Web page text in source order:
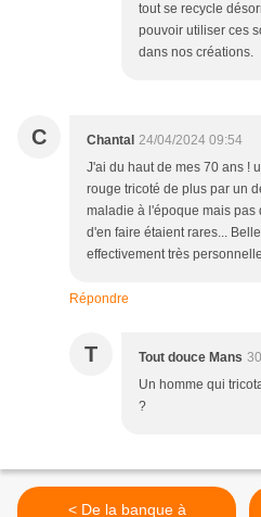
tout se recycle
pouvoir utiliser ces
dans nos créations.
C Chantal 24/04/2024 09:54
J'ai du haut de mes 70 ans !
rouge tricoté de plus par un
maladie à l'époque mais pas
d'en faire étaient rares...
effectivement très
Répondre
T Tout douce Mans
Un homme qui
?
< De la banque à